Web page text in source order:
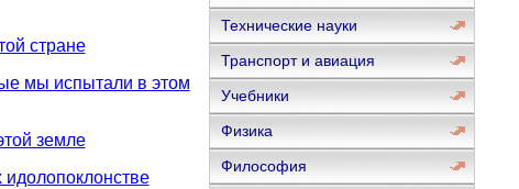
стране
мы испытали в этом
земле
Технические науки
Транспорт и авиация
Учебники
Физика
Философия